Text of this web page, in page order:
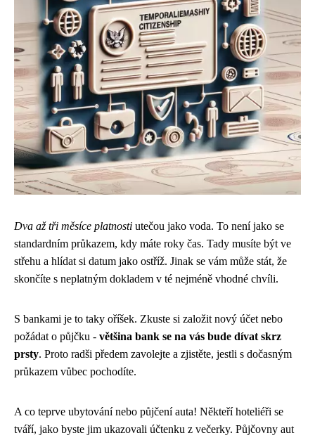
Dva až tři měsíce platnosti utečou jako voda. To není jako se
standardním průkazem, kdy máte roky čas. Tady musíte být ve
střehu a hlídat si datum jako ostříž. Jinak se vám může stát, že
skončíte s neplatným dokladem v té nejméně vhodné chvíli.
S bankami je to taky oříšek. Zkuste si založit nový účet nebo
požádat o půjčku - většina bank se na vás bude dívat skrz
prsty. Proto radši předem zavolejte a zjistěte, jestli s dočasným
průkazem vůbec pochodíte.
A co teprve ubytování nebo půjčení auta! Někteří hoteliéři se
tváří, jako byste jim ukazovali účtenku z večerky. Půjčovny aut